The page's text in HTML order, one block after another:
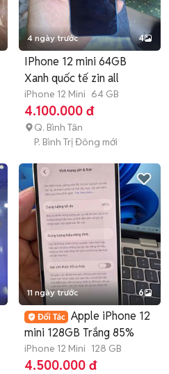
4 ngày trước 4
IPhone 12 mini 64GB
Xanh quốc tế zin all
iPhone 12 Mini 64 GB
4.100.000 đ
Q. Bình Tân
P. Bình Trị Đông mới
11 ngày trước 6
Apple iPhone 12
mini 128GB Trắng 85%
iPhone 12 Mini 128 GB
4.500.000 đ